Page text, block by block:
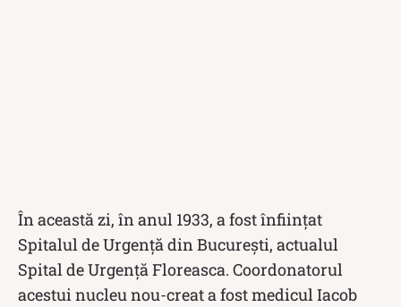
În această zi, în anul 1933, a fost înființat
Spitalul de Urgență din București, actualul
Spital de Urgență Floreasca. Coordonatorul
acestui nucleu nou-creat a fost medicul Iacob